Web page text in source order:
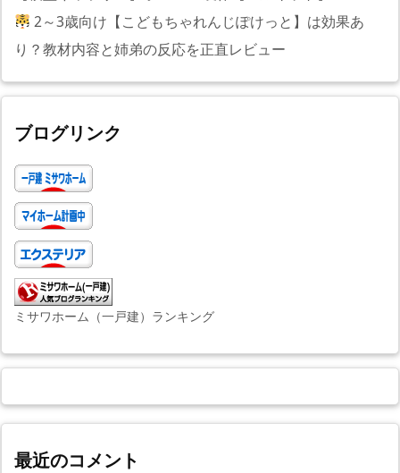
2～3歳向け【こどもちゃれんじぽけっと】は効果あ
り？教材内容と姉弟の反応を正直レビュー
ブログリンク
ミサワホーム（一戸建）ランキング
最近のコメント